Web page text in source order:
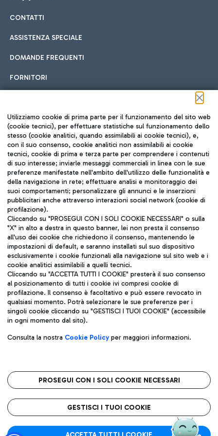
Cucina Internazionale
Fast Food
Pizza
Gelateria
Wine Bar & Sparkling
Hotel in aeroporto
Scegli l'alloggio più adatto e approfitta della vicinanza
all'aeroporto.
Car sharing
Con il Car Sharing è ancora più facile spostarsi
Treno
Raggiungi velocemente l'aeroporto di Fiumicino da Roma
tramite i servizi ferroviari Trenitalia.
Autobus
Scopri le linee di autobus per raggiungere l'aeroporto
Leonardo Da Vinci.
Raggiungi l’aeroporto senza pensieri con il servizio di taxi a
Ristoranti
Scopri la nostra offerta per una pausa gustosa in aeroporto
Mappa Aeroporto Fiumicino
CONTATTI
ASSISTENZA SPECIALE
DOMANDE FREQUENTI
FORNITORI
Seguici sui social
TRAVEL JOURNAL
ITA
Aeroporti di Roma S.p.A. - Società soggetta a direzione e
coordinamento di Mundys S.p.A.
Codice fiscale e Registro delle Imprese di Roma 13032990155 P.
IVA 06572251004
Capitale sociale 62.224.743,00 int. vers.
Sede legale: Via Pier Paolo Racchetti 1 - 00054 Fiumicino (RM)
telefono +39 06 65951
Privacy policy
Note legali
Roma FCO
L'aeroporto stellato
Utilizziamo cookie di prima parte per il funzionamento del sito web
(cookie tecnici), per effettuare statistiche sul funzionamento dello
stesso (cookie analitici, quando assimilabili ai cookie tecnici), e,
con il suo consenso, cookie analitici non assimilabili ai cookie
tecnici, cookie di prima e terza parte per comprendere i contenuti
di suo interesse; inviarle messaggi commerciali in linea con le sue
preferenze manifestate nell'ambito dell'utilizzo delle funzionalità e
della navigazione in rete; effettuare analisi e monitoraggio dei
suoi comportamenti; personalizzare gli annunci e le inserzioni
pubblicitari anche attraverso interazioni social network (cookie di
profilazione).
Cliccando su "PROSEGUI CON I SOLI COOKIE NECESSARI" o sulla
"X" in alto a destra in questo banner, lei non presta il consenso
all'uso dei cookie che richiedono il consenso, mantenendo le
impostazioni di default, e saranno installati sul suo dispositivo
esclusivamente i cookie funzionali alla navigazione sul sito web e i
cookie analitici assimilabili a quelli tecnici.
Cliccando su "ACCETTA TUTTI I COOKIE" presterà il suo consenso
al posizionamento di tutti i cookie ivi compresi cookie di
profilazione. Il consenso è facoltativo e può essere revocato in
qualsiasi momento. Potrà selezionare le sue preferenze per i
singoli cookie cliccando su "GESTISCI I TUOI COOKIE" (accessibile
in ogni momento dal sito).
Consulta la nostra Cookie Policyper maggiori informazioni.
PROSEGUI CON I SOLI COOKIE NECESSARI
GESTISCI I TUOI COOKIE